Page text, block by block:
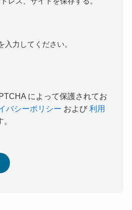
入力してください。
によって保護されてお
バシーポリシー および利用